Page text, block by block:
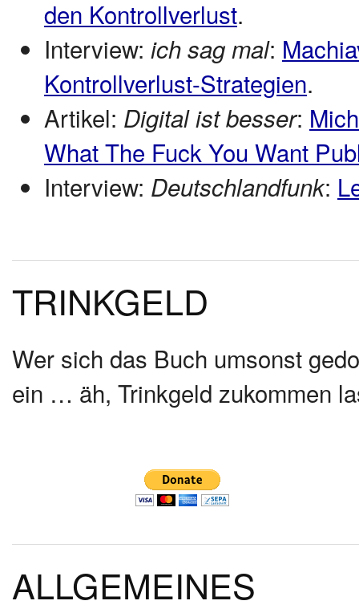
den Kontrollverlust.
Interview: ich sag mal:
Kontrollverlust-Strategien.
Artikel: Digital ist besser:
What The Fuck You Want
Interview: Deutschlandfunk:
TRINKGELD
Wer sich das Buch umsonst
ein … äh, Trinkgeld zukommen
ALLGEMEINES